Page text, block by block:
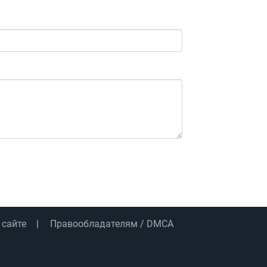
Правообладателям / DMCA